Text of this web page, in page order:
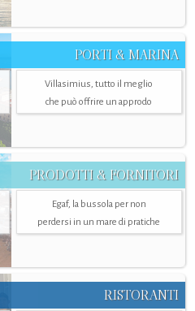
PORTI & MARINA
Villasimius, tutto il meglio
che può offrire un approdo
PRODOTTI & FORNITORI
Egaf, la bussola per non
perdersi in un mare di pratiche
RISTORANTI